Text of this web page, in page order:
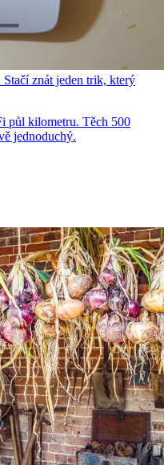
znát jeden trik, který
půl kilometru. Těch 500
jednoduchý.